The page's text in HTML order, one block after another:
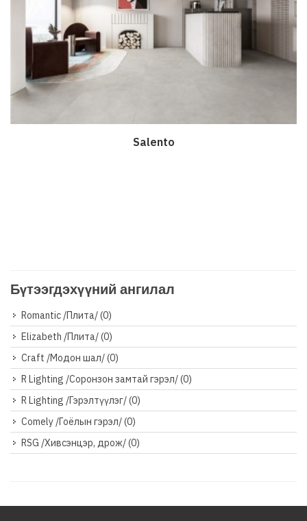
Salento
Бүтээгдэхүүний ангилал
Romantic /Плита/(0)
Elizabeth /Плита/(0)
Craft /Модон шал/(0)
R Lighting /Соронзон замтай гэрэл/(0)
R Lighting /Гэрэлтүүлэг/(0)
Comely /Гоёлын гэрэл/(0)
RSG /Хивсэнцэр, дрож/(0)